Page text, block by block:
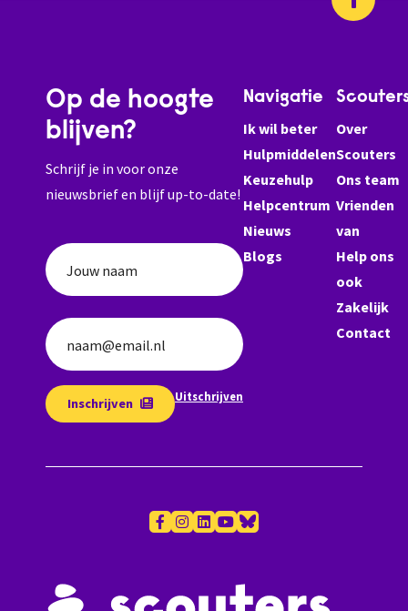
Op de hoogte
blijven?
Schrijf je in voor onze
nieuwsbrief en blijf up-to-date!
Jouw naam
naam@email.nl
Inschrijven Uitschrijven
Navigatie
Ik wil beter
Hulpmiddelen
Keuzehulp
Helpcentrum
Nieuws
Blogs
Over
Scouters
Ons team
Vrienden
van
Help ons
ook
Zakelijk
Contact